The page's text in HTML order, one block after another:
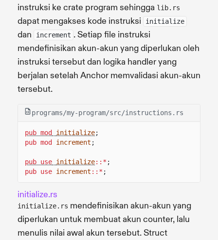
instruksi ke crate program sehingga lib.rs
dapat mengakses kode instruksi initialize
dan increment . Setiap file instruksi
mendefinisikan akun-akun yang diperlukan oleh
instruksi tersebut dan logika handler yang
berjalan setelah Anchor memvalidasi akun-akun
tersebut.
programs/my-program/src/instructions.rs
pub mod initialize;
pub mod
increment ;
pub use initialize::* ;
pub use increment ::* ;
initialize.rs
initialize.rs mendefinisikan akun-akun yang
diperlukan untuk membuat akun counter, lalu
menulis nilai awal akun tersebut. Struct